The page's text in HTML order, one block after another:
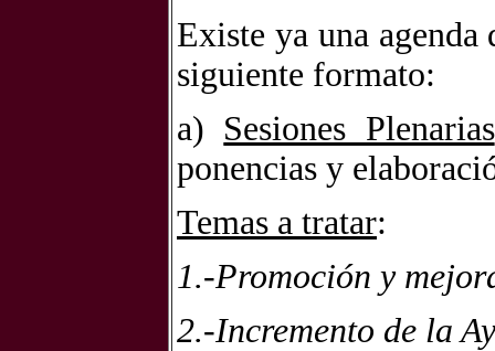
Existe ya una agenda
siguiente formato:
a) Sesiones Plenarias
ponencias y
Temas a tratar:
1.-Promoción y
2.-Incremento de la